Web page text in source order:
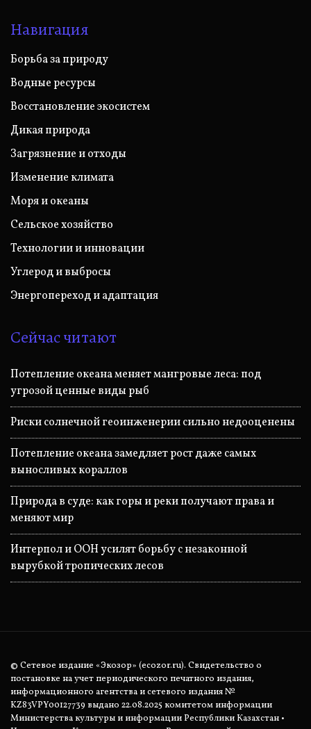
Навигация
Борьба за природу
Водные ресурсы
Восстановление экосистем
Дикая природа
Загрязнение и отходы
Изменение климата
Моря и океаны
Сельское хозяйство
Технологии и инновации
Углерод и выбросы
Энергопереход и адаптация
Сейчас читают
Потепление океана меняет мангровые леса: под
угрозой ценные виды рыб
Риски солнечной геоинженерии сильно недооценены
Потепление океана замедляет рост даже самых
выносливых кораллов
Природа в суде: как горы и реки получают права и
меняют мир
Интерпол и ООН усилят борьбу с незаконной
вырубкой тропических лесов
© Сетевое издание «Экозор» (ecozor.ru). Свидетельство о
постановке на учет периодического печатного издания,
информационного агентства и сетевого издания №
KZ83VPY00127739 выдано 22.08.2025 комитетом информации
Министерства культуры и информации Республики Казахстан •